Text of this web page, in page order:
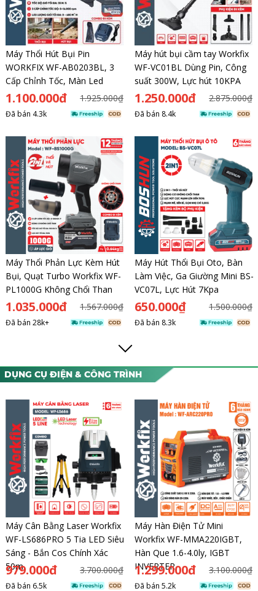
Máy Thổi Hút Bụi Pin
WORKFIX WF-AB0203BL, 3
Cấp Chỉnh Tốc, Màn Led
1.100.000đ 1.925.000₫
Đã bán 4.3k
Máy hút bụi cầm tay Workfix
WF-VC01BL Dùng Pin, Công
suất 300W, Lực hút 10KPA
1.250.000đ 2.875.000₫
Đã bán 8.4k
Máy Thổi Phản Lực Kèm Hút
Bụi, Quạt Turbo Workfix WF-
PL1000G Không Chổi Than
1.035.000đ 1.567.000₫
Đã bán 28k+
Máy Hút Thổi Bụi Oto, Bàn
Làm Việc, Ga Giường Mini BS-
VC07L, Lực Hút 7Kpa
650.000₫ 1.500.000₫
Đã bán 8.3k
DỤNG CỤ ĐIỆN & CÔNG TRÌNH
Máy Cân Bằng Laser Workfix
WF-LS686PRO 5 Tia LED Siêu
Sáng - Bắn Cos Chính Xác
50m
979.000đ 3.700.000₫
Đã bán 6.5k
Máy Hàn Điện Tử Mini
Workfix WF-MMA220IGBT,
Hàn Que 1.6-4.0ly, IGBT
INVERTER
1.299.000đ 3.100.000₫
Đã bán 5.2k